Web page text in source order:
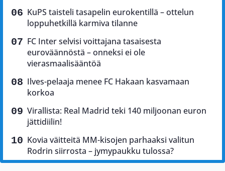
KuPS taisteli tasapelin eurokentillä – ottelun
loppuhetkillä karmiva tilanne
FC Inter selvisi voittajana tasaisesta
euroväännöstä – onneksi ei ole
vierasmaalisääntöä
Ilves-pelaaja menee FC Hakaan kasvamaan
korkoa
Virallista: Real Madrid teki 140 miljoonan euron
jättidiilin!
Kovia väitteitä MM-kisojen parhaaksi valitun
Rodrin siirrosta – jymypaukku tulossa?